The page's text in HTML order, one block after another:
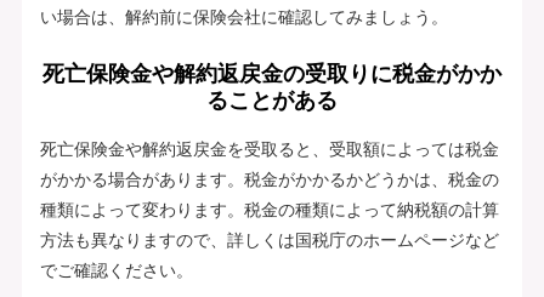
い場合は、解約前に保険会社に確認してみましょう。
死亡保険金や解約返戻金の受取りに税金がかか
ることがある
死亡保険金や解約返戻金を受取ると、受取額によっては税金
がかかる場合があります。税金がかかるかどうかは、税金の
種類によって変わります。税金の種類によって納税額の計算
方法も異なりますので、詳しくは国税庁のホームページなど
でご確認ください。